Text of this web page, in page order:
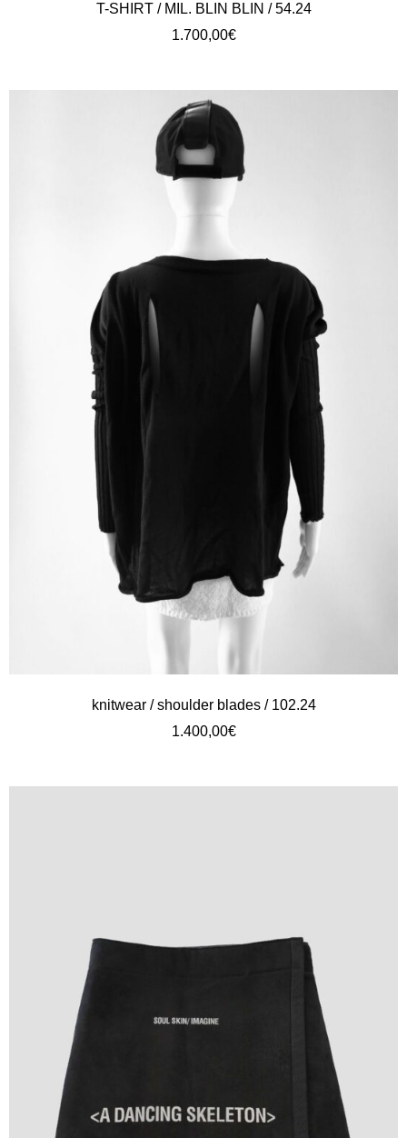
T-SHIRT / MIL. BLIN BLIN / 54.24
1.700,00€
knitwear / shoulder blades / 102.24
1.400,00€